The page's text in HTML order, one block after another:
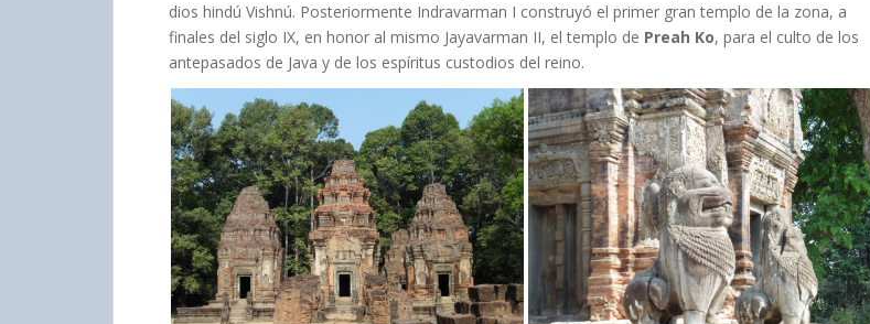
dios hindú Vishnú. Posteriormente Indravarman I construyó el primer gran templo de la zona, a
finales del siglo IX, en honor al mismo Jayavarman II, el templo de Preah Ko, para el culto de los
antepasados de Java y de los espíritus custodios del reino.